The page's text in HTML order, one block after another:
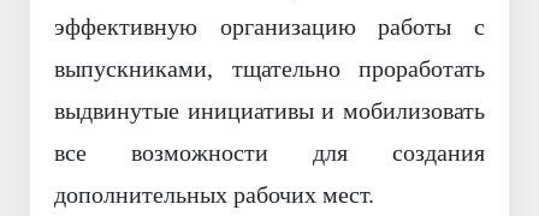
эффективную организацию работы с
выпускниками, тщательно проработать
выдвинутые инициативы и мобилизовать
все возможности для создания
дополнительных рабочих мест.